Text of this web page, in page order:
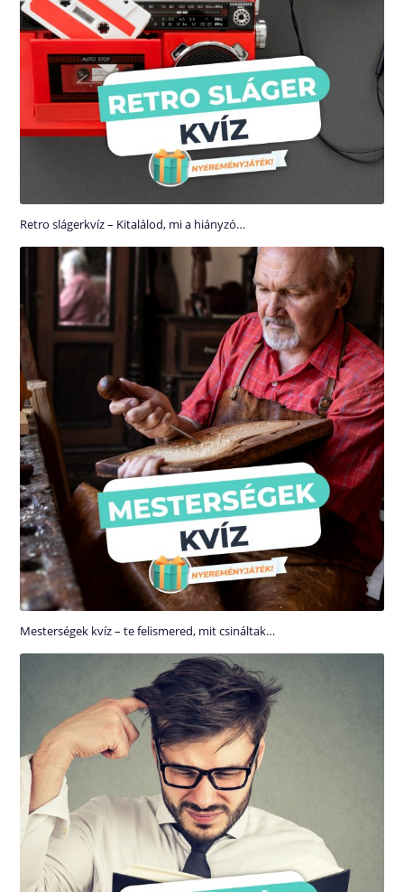
Retro slágerkvíz – Kitalálod, mi a hiányzó…
Mesterségek kvíz – te felismered, mit csináltak…